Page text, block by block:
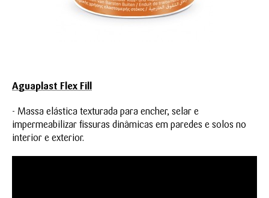
Aguaplast Flex Fill
- Massa elástica texturada para encher, selar e
impermeabilizar fissuras dinâmicas em paredes e solos no
interior e exterior.